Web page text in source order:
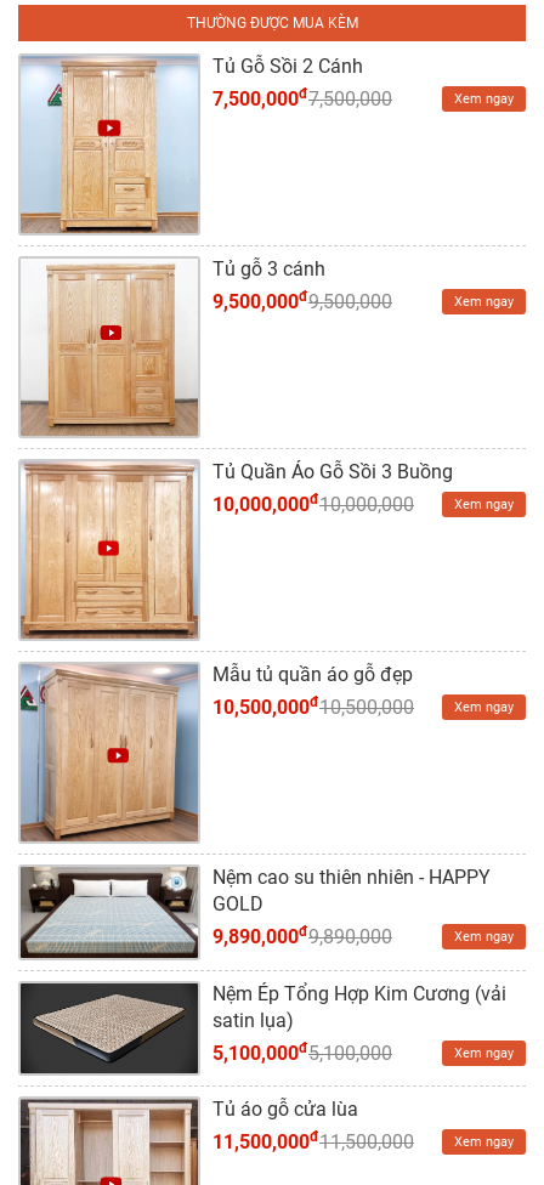
Tủ
Nội
Thất
Văn
Phòng
Khác
Giới
Thiệu
Dự
Án
Kiến
Thức
THƯỜNG ĐƯỢC MUA KÈM
Tủ Gỗ Sồi 2 Cánh
7,500,000đ7,500,000 Xem ngay
Tủ gỗ 3 cánh
9,500,000đ9,500,000 Xem ngay
Tủ Quần Áo Gỗ Sồi 3 Buồng
10,000,000đ10,000,000 Xem ngay
Mẫu tủ quần áo gỗ đẹp
10,500,000đ10,500,000 Xem ngay
Nệm cao su thiên nhiên - HAPPY
GOLD
9,890,000đ9,890,000 Xem ngay
Nệm Ép Tổng Hợp Kim Cương (vải
satin lụa)
5,100,000đ5,100,000 Xem ngay
Tủ áo gỗ cửa lùa
11,500,000đ11,500,000 Xem ngay